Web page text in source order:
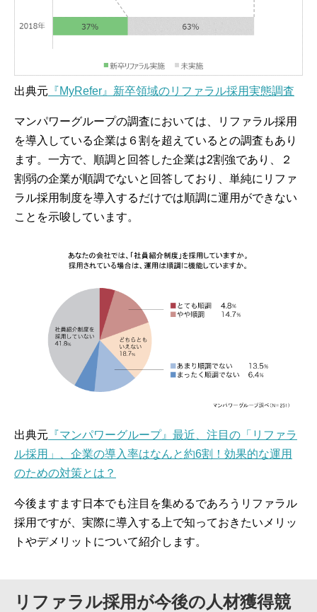
出典元 『MyRefer』新卒領域のリファラル採用実態調査
マンパワーグループの調査においては、リファラル採用
を導入している企業は６割を超えているとの調査もあり
ます。一方で、順調と回答した企業は2割強であり、２
割弱の企業が順調でないと回答しており、単純にリファ
ラル採用制度を導入するだけでは順調に運用ができない
ことを示唆しています。
出典元 『マンパワーグループ』最近、注目の「リファラ
ル採用」、企業の導入率はなんと約6割！効果的な運用
のための対策とは？
今後ますます日本でも注目を集めるであろうリファラル
採用ですが、実際に導入する上で知っておきたいメリッ
トやデメリットについて紹介します。
リファラル採用が今後の人材獲得競